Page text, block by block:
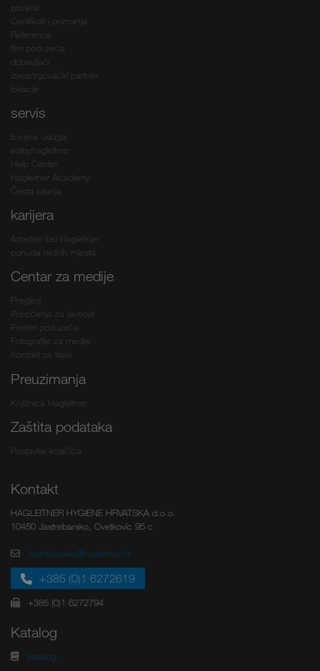
povijest
Certifikati i priznanja
Reference
film poduzeća
dobavljači
izvoz/trgovački partner
lokacije
servis
Izvrsna usluga
edibyhagleitner
Help Center
Hagleitner Academy
Česta pitanja
karijera
Arbeiten bei Hagleitner
ponuda radnih mjesta
Centar za medije
Pregled
Priopćenja za javnost
Portret poduzeća
Fotografije za medije
Kontakt za tisak
Preuzimanja
Knjižnica Hagleitner
Zaštita podataka
Postavke kolačića
Kontakt
HAGLEITNER HYGIENE HRVATSKA d.o.o.
10450 Jastrebarsko, Cvetkovic 95 c
jastrebarsko@hagleitner.hr
+385 (0)1 6272619
+385 (0)1 6272794
Katalog
Katalog